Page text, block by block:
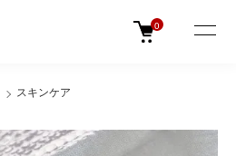
0
スキンケア